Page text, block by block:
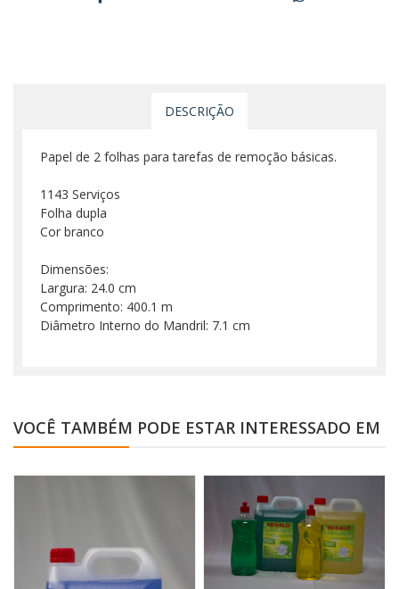
DESCRIÇÃO
Papel de 2 folhas para tarefas de remoção básicas.
1143 Serviços
Folha dupla
Cor branco
Dimensões:
Largura: 24.0 cm
Comprimento: 400.1 m
Diâmetro Interno do Mandril: 7.1 cm
VOCÊ TAMBÉM PODE ESTAR INTERESSADO EM